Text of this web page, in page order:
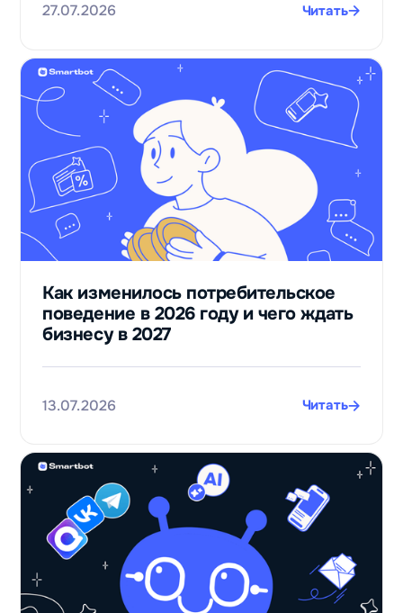
27.07.2026 Читать
Как изменилось потребительское
поведение в 2026 году и чего ждать
бизнесу в 2027
13.07.2026 Читать